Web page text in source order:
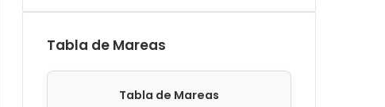
Tabla de Mareas
Tabla de Mareas